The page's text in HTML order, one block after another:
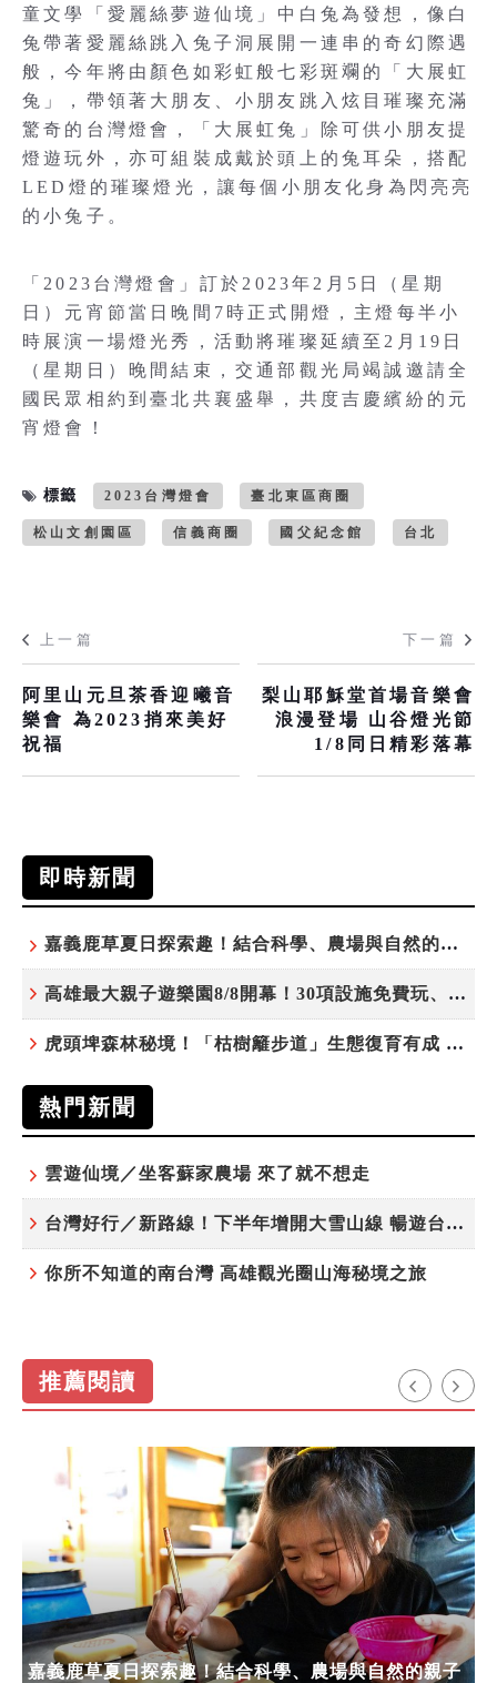
童文學「愛麗絲夢遊仙境」中白兔為發想，像白
兔帶著愛麗絲跳入兔子洞展開一連串的奇幻際遇
般，今年將由顏色如彩虹般七彩斑斕的「大展虹
兔」，帶領著大朋友、小朋友跳入炫目璀璨充滿
驚奇的台灣燈會，「大展虹兔」除可供小朋友提
燈遊玩外，亦可組裝成戴於頭上的兔耳朵，搭配
LED燈的璀璨燈光，讓每個小朋友化身為閃亮亮
的小兔子。
「2023台灣燈會」訂於2023年2月5日（星期
日）元宵節當日晚間7時正式開燈，主燈每半小
時展演一場燈光秀，活動將璀璨延續至2月19日
（星期日）晚間結束，交通部觀光局竭誠邀請全
國民眾相約到臺北共襄盛舉，共度吉慶繽紛的元
宵燈會！
標籤 2023台灣燈會 臺北東區商圈
松山文創園區 信義商圈 國父紀念館 台北
上一篇
阿里山元旦茶香迎曦音
樂會 為2023捎來美好
祝福
下一篇
梨山耶穌堂首場音樂會
浪漫登場 山谷燈光節
1/8同日精彩落幕
即時新聞
嘉義鹿草夏日探索趣！結合科學、農場與自然的親子小旅行
高雄最大親子遊樂園8/8開幕！30項設施免費玩、YOYO家族嗨翻暑假
虎頭埤森林秘境！「枯樹籬步道」生態復育有成 走進大自然生命教室
熱門新聞
雲遊仙境／坐客蘇家農場 來了就不想走
台灣好行／新路線！下半年增開大雪山線 暢遊台中更便利
你所不知道的南台灣 高雄觀光圈山海秘境之旅
推薦閱讀
嘉義鹿草夏日探索趣！結合科學、農場與自然的親子